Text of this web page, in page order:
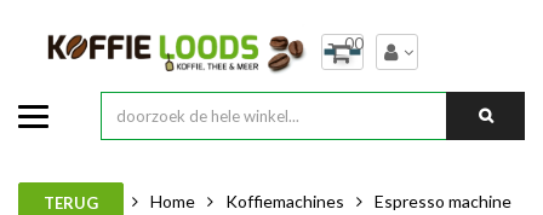
00
TERUG Home Koffiemachines
Espresso machine